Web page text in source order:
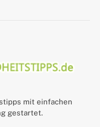
mit einfachen
gestartet.